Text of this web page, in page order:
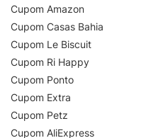
Cupom Amazon
Cupom Casas Bahia
Cupom Le Biscuit
Cupom Ri Happy
Cupom Ponto
Cupom Extra
Cupom Petz
Cupom AliExpress